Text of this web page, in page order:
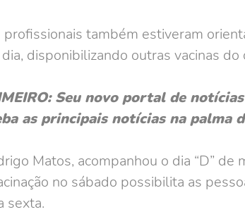
também estiveram
disponibilizando outras vacinas do
Seu novo portal de
as principais notícias na palma
Matos, acompanhou o dia “D”
no sábado possibilita as
sexta.